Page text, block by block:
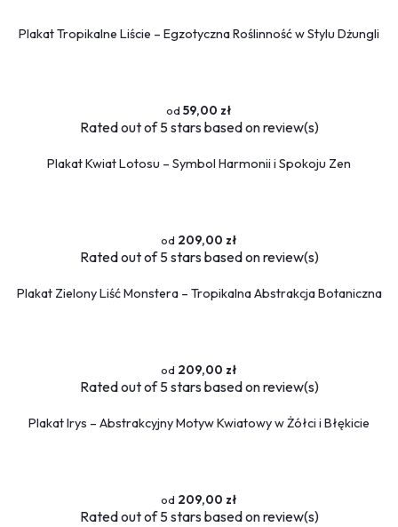
Plakat Tropikalne Liście – Egzotyczna Roślinność w Stylu Dżungli
59,00 zł
Ratedout of 5 stars based onreview(s)
Plakat Kwiat Lotosu – Symbol Harmonii i Spokoju Zen
209,00 zł
Ratedout of 5 stars based onreview(s)
Plakat Zielony Liść Monstera – Tropikalna Abstrakcja Botaniczna
209,00 zł
Ratedout of 5 stars based onreview(s)
Plakat Irys – Abstrakcyjny Motyw Kwiatowy w Żółci i Błękicie
209,00 zł
Ratedout of 5 stars based onreview(s)